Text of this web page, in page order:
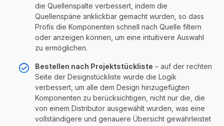
die Quellenspalte verbessert, indem die
Quellenspäne anklickbar gemacht wurden, so dass
Profis die Komponenten schnell nach Quelle filtern
oder anzeigen können, um eine intuitivere Auswahl
zu ermöglichen.
Bestellen nach Projektstückliste – auf der rechten
Seite der Designstückliste wurde die Logik
verbessert, um alle dem Design hinzugefügten
Komponenten zu berücksichtigen, nicht nur die, die
von einem Distributor ausgewählt wurden, was eine
vollständigere und genauere Übersicht gewährleistet